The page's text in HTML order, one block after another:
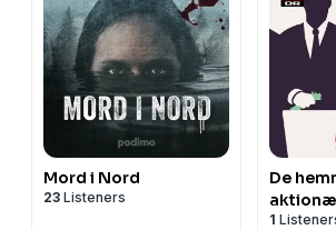
Mord i Nord
23 Listeners
De
1